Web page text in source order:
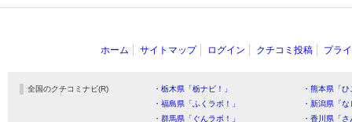
ホーム サイトマップ ログイン クチコミ投稿 プラ
全国のクチコミナビ(R) ・栃木県「栃ナビ！」
・熊本県「
・福島県「ふくラボ！」
・新潟県「
・群馬県「ぐんラボ！」
・香川県「